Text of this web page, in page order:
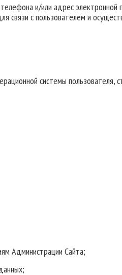
и/или адрес электронной
связи с пользователем и
системы пользователя,
Администрации Сайта;